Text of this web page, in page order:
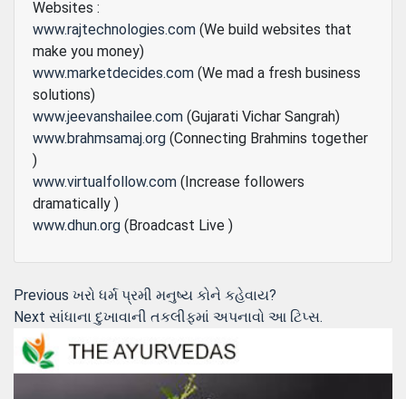
Websites :
www.rajtechnologies.com (We build websites that
make you money)
www.marketdecides.com (We mad a fresh business
solutions)
www.jeevanshailee.com (Gujarati Vichar Sangrah)
www.brahmsamaj.org (Connecting Brahmins together
)
www.virtualfollow.com (Increase followers
dramatically )
www.dhun.org (Broadcast Live )
Post
navigation
Previous Previous
post:
ખરો ધર્મ પ્રમી મનુષ્ય કોને કહેવાય?
Next Next
સાંધાના દુખાવાની તકલીફમાં અપનાવો આ ટિપ્સ.